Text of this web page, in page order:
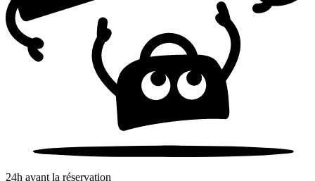
24h avant la réservation